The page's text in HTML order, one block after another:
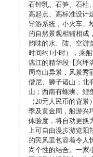
石钟乳、石笋、石柱
高起点、高标准设计
导游系统，小火车、
的自然景观相辅相成
韵味的水、陆、空游
时间约1小时），乘
漓江的精华段【兴坪
周奇山异景，风景秀
僧尼、狮子诸山；北
山；西南有螺蛳、鲤
（20元人民币的背
季及黄金周，船游兴
体验度，将自动更换
上可自由漫步游览
的民风里包容着令人
尚个性的结合。一家